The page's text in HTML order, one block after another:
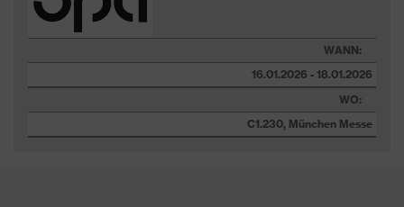
WANN:
16.01.2026 - 18.01.2026
WO:
C1.230, München Messe